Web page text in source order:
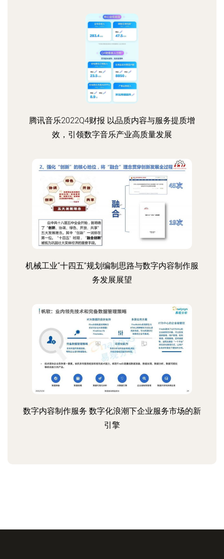
腾讯音乐2022Q4财报 以品质内容与服务提质增
效，引领数字音乐产业高质量发展
机械工业“十四五”规划编制思路与数字内容制作服
务发展展望
数字内容制作服务 数字化浪潮下企业服务市场的新
引擎